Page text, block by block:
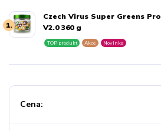
1.
Czech Virus Super Greens Pro
V2.0 360 g
TOP produkt Akce Novinka
Cena: